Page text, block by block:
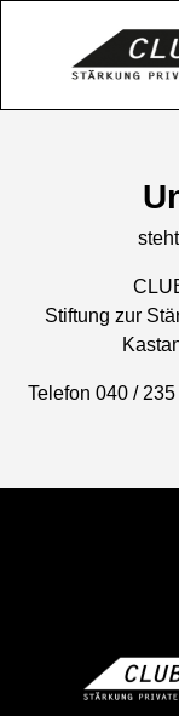
steht
Stiftung zur
Telefon 040 /